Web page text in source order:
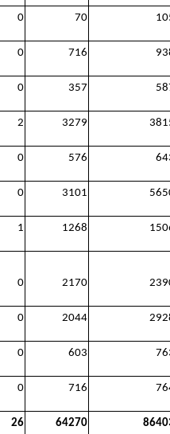
0 70
0 716
0 357
2 3279
0 576
0 3101
1 1268
0 2170
0 2044
0 603
0 716
26 64270